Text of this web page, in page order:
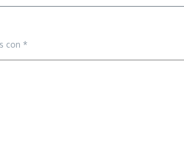
con *